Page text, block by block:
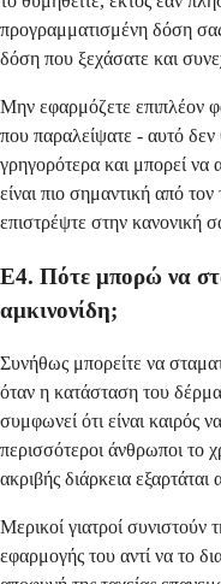
προγραμματισμένη δόση
δόση που ξεχάσατε και
Μην εφαρμόζετε επιπλέον
που παραλείψατε - αυτό
γρηγορότερα και μπορεί να
είναι πιο σημαντική από
επιστρέψτε στην κανονική
Ε4. Πότε μπορώ να
αμκινονίδη;
Συνήθως μπορείτε να
όταν η κατάσταση του
συμφωνεί ότι είναι καιρός
περισσότεροι άνθρωποι το
ακριβής διάρκεια
Μερικοί γιατροί συνιστούν
εφαρμογής του αντί να το